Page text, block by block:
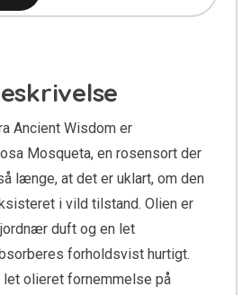
Ancient Wisdom er
Mosqueta, en rosensort der
længe, at det er uklart, om den
i vild tilstand. Olien er
duft og en let
forholdsvist hurtigt.
let olieret fornemmelse på